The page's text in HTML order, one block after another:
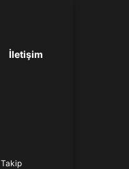
İletişim
Takip